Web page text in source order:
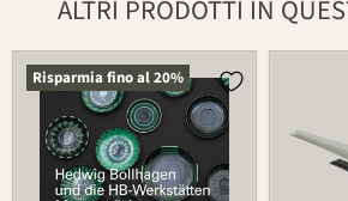
ALTRI PRODOTTI IN
Risparmia fino al20%
Catalogo
della
mostra
inerente
nuova
collezione
Set